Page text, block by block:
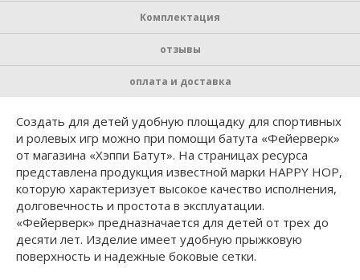
Комплектация
отзывы
оплата и доставка
Создать для детей удобную площадку для спортивных
и ролевых игр можно при помощи батута «Фейерверк»
от магазина «Хэппи Батут». На страницах ресурса
представлена продукция известной марки HAPPY HOP,
которую характеризует высокое качество исполнения,
долговечность и простота в эксплуатации.
«Фейерверк» предназначается для детей от трех до
десяти лет. Изделие имеет удобную прыжковую
поверхность и надежные боковые сетки.